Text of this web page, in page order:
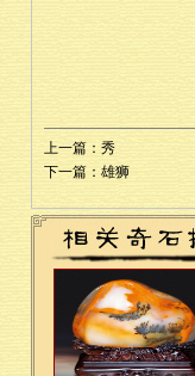
上一篇：秀
下一篇：雄狮